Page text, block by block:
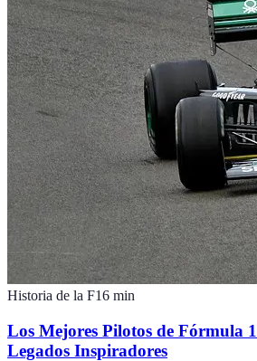
Historia de la F16 min
Los Mejores Pilotos de Fórmula
Legados Inspiradores